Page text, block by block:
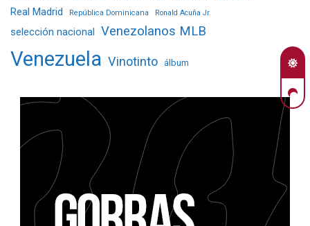
Real Madrid República Dominicana Ronald Acuña Jr.
selección nacional Venezolanos MLB
Venezuela Vinotinto álbum